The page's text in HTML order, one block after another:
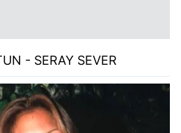
- SERAY SEVER